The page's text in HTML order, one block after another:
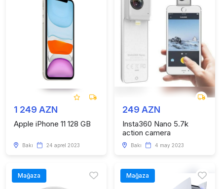
1 249 AZN
Apple iPhone 11 128 GB
Bakı 24 aprel 2023
249 AZN
Insta360 Nano 5.7k
action camera
Bakı 4 may 2023
Mağaza Mağaza